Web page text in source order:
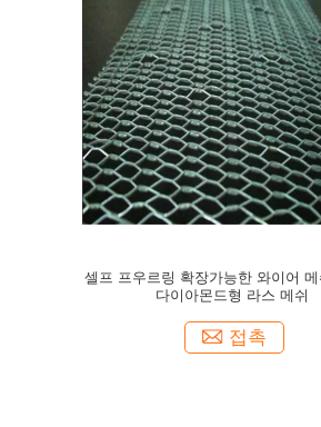
접했습니다
셀프 프우르링 확장가능한 와이어
다이아몬드형 라스 메쉬
접촉